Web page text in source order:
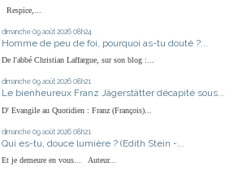
Respice,...
dimanche 09 août 2026 08h24
Homme de peu de foi, pourquoi as-tu douté ?...
De l'abbé Christian Laffargue, sur son blog :...
dimanche 09 août 2026 08h21
Le bienheureux Franz Jägerstätter décapité sous...
D' Evangile au Quotidien : Franz (François)...
dimanche 09 août 2026 08h21
Qui es-tu, douce lumière ? (Edith Stein -...
Et je demeure en vous... Auteur...